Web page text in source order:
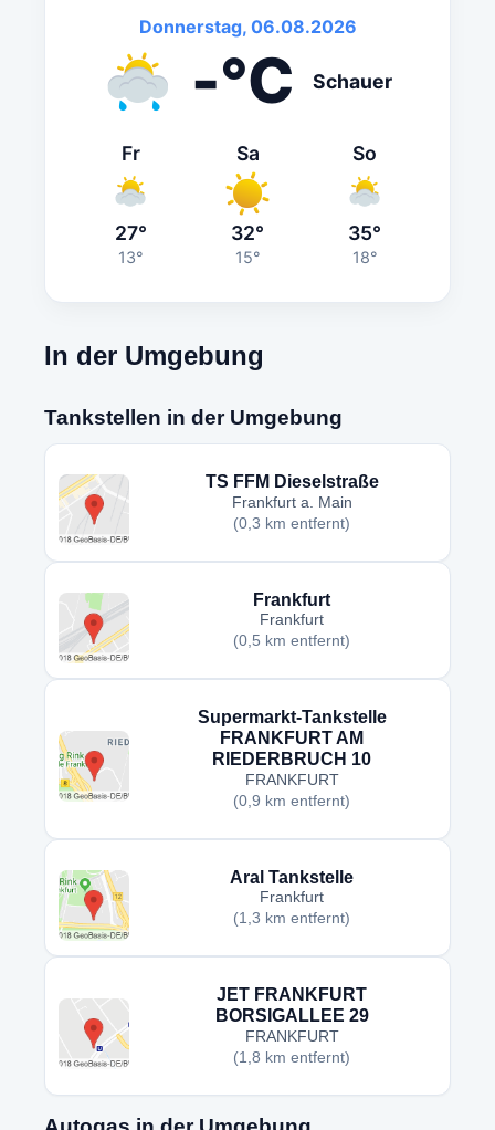
Donnerstag, 06.08.2026
-°C Schauer
Fr
27°
13°
Sa
32°
15°
So
35°
18°
In der Umgebung
Tankstellen in der Umgebung
TS FFM Dieselstraße
Frankfurt a. Main
(0,3 km entfernt)
Frankfurt
Frankfurt
(0,5 km entfernt)
Supermarkt-Tankstelle
FRANKFURT AM
RIEDERBRUCH 10
FRANKFURT
(0,9 km entfernt)
Aral Tankstelle
Frankfurt
(1,3 km entfernt)
JET FRANKFURT
BORSIGALLEE 29
FRANKFURT
(1,8 km entfernt)